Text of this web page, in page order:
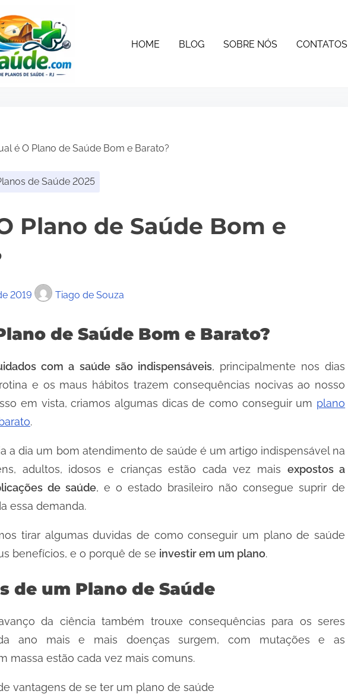
HOME BLOG SOBRE NÓS CONTATOS
é O Plano de Saúde Bom e Barato?
de Saúde 2025
Plano de Saúde Bom e
2019 Tiago de Souza
de Saúde Bom e Barato?
com a saúde são indispensáveis, principalmente nos dias
e os maus hábitos trazem consequências nocivas ao nosso
em vista, criamos algumas dicas de como conseguir um plano
.
a dia um bom atendimento de saúde é um artigo indispensável na
adultos, idosos e crianças estão cada vez mais expostos a
de saúde, e o estado brasileiro não consegue suprir de
essa demanda.
tirar algumas duvidas de como conseguir um plano de saúde
benefícios, e o porquê de se investir em um plano.
de um Plano de Saúde
da ciência também trouxe consequências para os seres
ano mais e mais doenças surgem, com mutações e as
massa estão cada vez mais comuns.
vantagens de se ter um plano de saúde